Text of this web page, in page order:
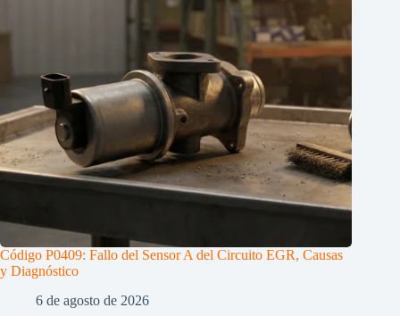
Código P0409: Fallo del Sensor A del Circuito EGR, Causas
y Diagnóstico
6 de agosto de 2026